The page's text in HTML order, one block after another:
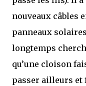
nouveaux câbles
panneaux
longtemps
qu’une cloison
passer ailleurs et